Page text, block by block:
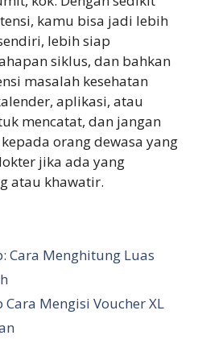
kamu bisa jadi lebih
lebih siap
siklus, dan bahkan
masalah kesehatan
aplikasi, atau
mencatat, dan jangan
orang dewasa yang
jika ada yang
atau khawatir.
Cara Menghitung Luas
Mengisi Voucher XL